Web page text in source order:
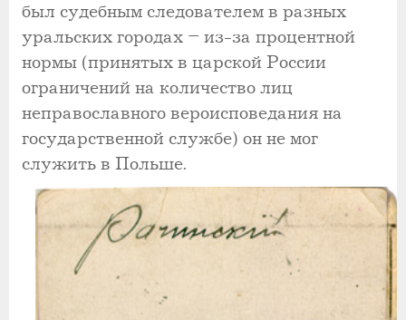
был судебным следователем в разных
уральских городах – из-за процентной
нормы (принятых в царской России
ограничений на количество лиц
неправославного вероисповедания на
государственной службе) он не мог
служить в Польше.